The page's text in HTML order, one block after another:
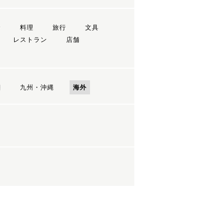
料理 旅行
文具
レストラン
店舗
九州・沖縄 海外